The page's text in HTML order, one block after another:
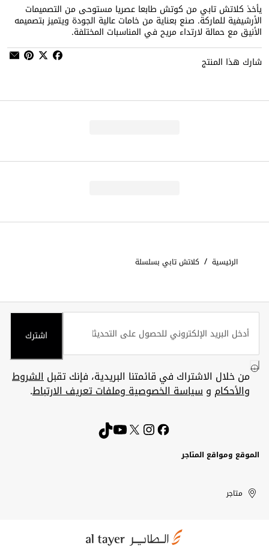
يأخذ كلاتش تابي من كوتش طابعا عصريا مستوحى من التصميمات
الأرشيفية للماركة. صنع بعناية من خامات عالية الجودة ويتميز بتصميمه
الأنيق مع حمالة لارتداء مريح في المناسبات المختلفة.
شارك هذا المنتج
الرئيسية / كلاتش تابي بسلسلة
اشترك
من خلال الاشتراك في قائمتنا البريدية، فإنك تقبلالشروط
والأحكام وسياسة الخصوصية وملفات تعريف الارتباط.
الموقع ومواقع المتاجر
United
Arab
Kuwait
الإمارات
العربية
الكويت
متاجر